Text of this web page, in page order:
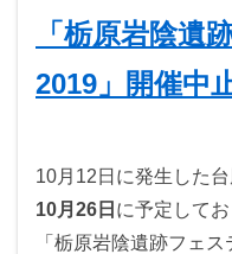
「栃原岩陰遺
2019」開催中
10月12日に発生した
10月26日 に予定して
「栃原岩陰遺跡フェス